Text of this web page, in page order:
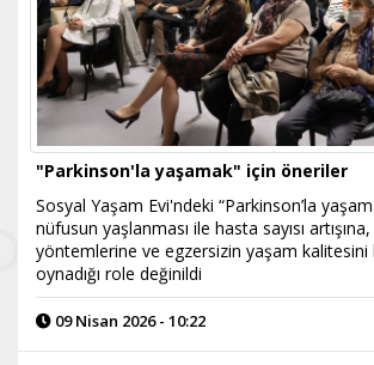
"Parkinson'la yaşamak" için öneriler
Sosyal Yaşam Evi'ndeki “Parkinson’la
nüfusun yaşlanması ile hasta sayısı
yöntemlerine ve egzersizin yaşam kalitesini
oynadığı role değinildi
09 Nisan 2026 - 10:22